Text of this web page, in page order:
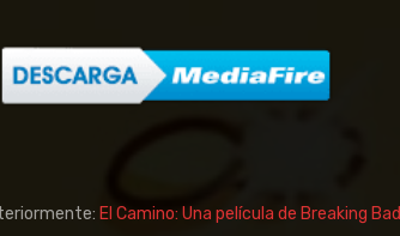
El Camino: Una película de Breaking Bad